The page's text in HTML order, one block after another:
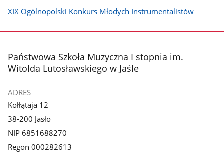
XIX Ogólnopolski Konkurs Młodych Instrumentalistów
stopka
Państwowa Szkoła Muzyczna I stopnia im.
Witolda Lutosławskiego w Jaśle
ADRES
Kołłątaja 12
38-200 Jasło
NIP 6851688270
Regon 000282613